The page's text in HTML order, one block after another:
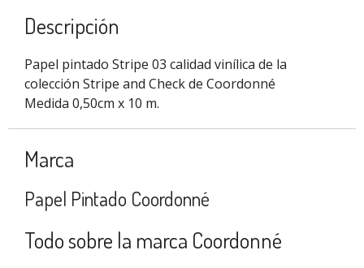
Descripción
Papel pintado Stripe 03 calidad vinílica de la
colección Stripe and Check de Coordonné
Medida 0,50cm x 10 m.
Marca
Papel Pintado Coordonné
Todo sobre la marca Coordonné